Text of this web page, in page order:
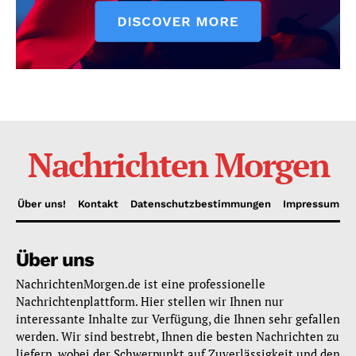
Nachrichten Morgen
Über uns! Kontakt Datenschutzbestimmungen Impressum
Über uns
NachrichtenMorgen.de ist eine professionelle
Nachrichtenplattform. Hier stellen wir Ihnen nur
interessante Inhalte zur Verfügung, die Ihnen sehr gefallen
werden. Wir sind bestrebt, Ihnen die besten Nachrichten zu